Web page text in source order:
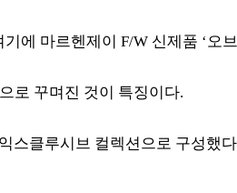
에 마르헨제이 F/W 신제품 ‘오
로 꾸며진 것이 특징이다.
스클루시브 컬렉션으로 구성했